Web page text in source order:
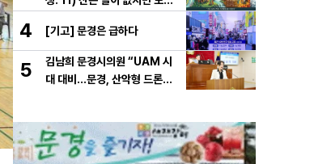
4 [기고] 문경은 급하다
5
김남희 문경시의원 “UAM 시
대 대비…문경, 산악형 드론산